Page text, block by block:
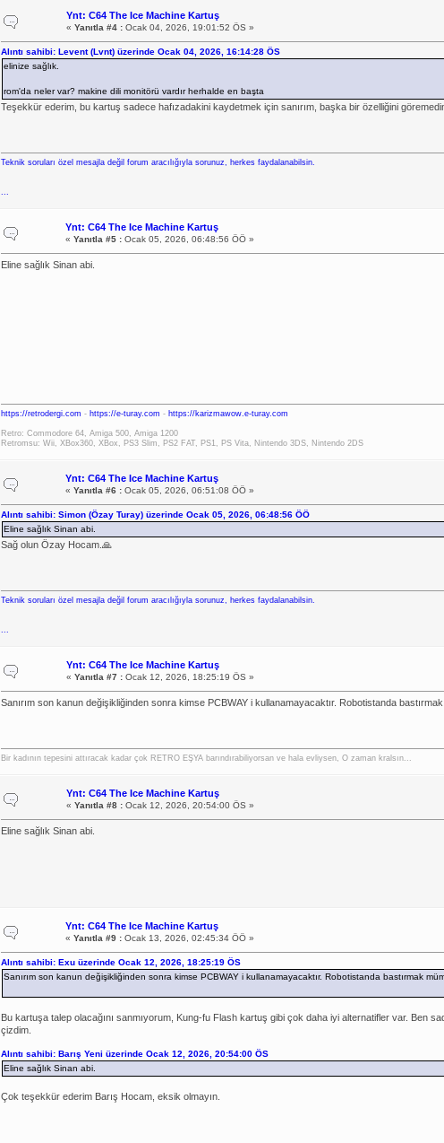
Ynt: C64 The Ice Machine Kartuş
« Yanıtla #4 :Ocak 04, 2026, 19:01:52 ÖS »
Alıntı sahibi: Levent (Lvnt) üzerinde Ocak 04, 2026, 16:14:28 ÖS
elinize sağlık.
rom'da neler var? makine dili monitörü vardır herhalde en başta
Teşekkür ederim, bu kartuş sadece hafızadakini kaydetmek için sanırım, başka bir özelliğini
Teknik soruları özel mesajla değil forum aracılığıyla sorunuz, herkes faydalanabilsin.
...
Ynt: C64 The Ice Machine Kartuş
« Yanıtla #5 :Ocak 05, 2026, 06:48:56 ÖÖ »
Eline sağlık Sinan abi.
https://retrodergi.com - https://e-turay.com - https://karizmawow.e-turay.com
Retro: Commodore 64, Amiga 500, Amiga 1200
Retromsu: Wii, XBox360, XBox, PS3 Slim, PS2 FAT, PS1, PS Vita, Nintendo 3DS, Nintendo 2DS
Ynt: C64 The Ice Machine Kartuş
« Yanıtla #6 :Ocak 05, 2026, 06:51:08 ÖÖ »
Alıntı sahibi: Simon (Özay Turay) üzerinde Ocak 05, 2026, 06:48:56 ÖÖ
Eline sağlık Sinan abi.
Sağ olun Özay Hocam.🙏
Teknik soruları özel mesajla değil forum aracılığıyla sorunuz, herkes faydalanabilsin.
...
Ynt: C64 The Ice Machine Kartuş
« Yanıtla #7 :Ocak 12, 2026, 18:25:19 ÖS »
Sanırım son kanun değişikliğinden sonra kimse PCBWAY i kullanamayacaktır. Robotistanda
Bir kadının tepesini attıracak kadar çok RETRO EŞYA barındırabiliyorsan ve hala evliysen, O zaman kralsın...
Ynt: C64 The Ice Machine Kartuş
« Yanıtla #8 :Ocak 12, 2026, 20:54:00 ÖS »
Eline sağlık Sinan abi.
Ynt: C64 The Ice Machine Kartuş
« Yanıtla #9 :Ocak 13, 2026, 02:45:34 ÖÖ »
Alıntı sahibi: Exu üzerinde Ocak 12, 2026, 18:25:19 ÖS
Sanırım son kanun değişikliğinden sonra kimse PCBWAY i kullanamayacaktır. Robotistanda bastırmak
Bu kartuşa talep olacağını sanmıyorum, Kung-fu Flash kartuş gibi çok daha iyi alternatifler var. Ben
çizdim.
Alıntı sahibi: Barış Yeni üzerinde Ocak 12, 2026, 20:54:00 ÖS
Eline sağlık Sinan abi.
Çok teşekkür ederim Barış Hocam, eksik olmayın.